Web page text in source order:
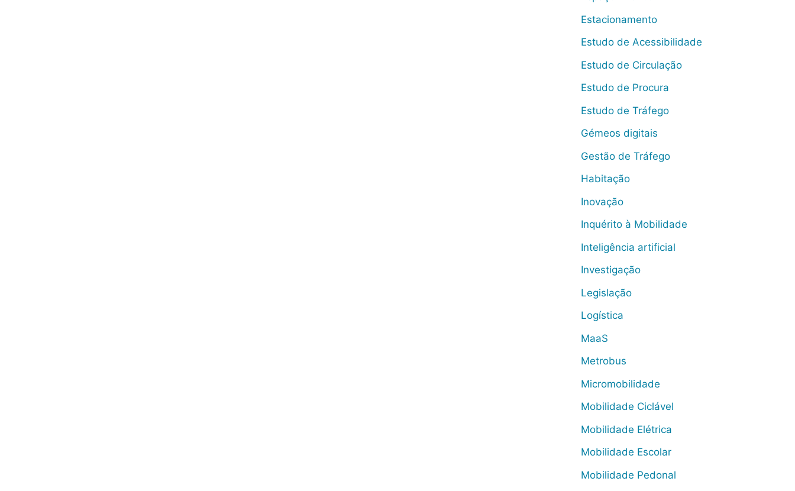
Estacionamento
Estudo de Acessibilidade
Estudo de Circulação
Estudo de Procura
Estudo de Tráfego
Gémeos digitais
Gestão de Tráfego
Habitação
Inovação
Inquérito à Mobilidade
Inteligência artificial
Investigação
Legislação
Logística
MaaS
Metrobus
Micromobilidade
Mobilidade Ciclável
Mobilidade Elétrica
Mobilidade Escolar
Mobilidade Pedonal